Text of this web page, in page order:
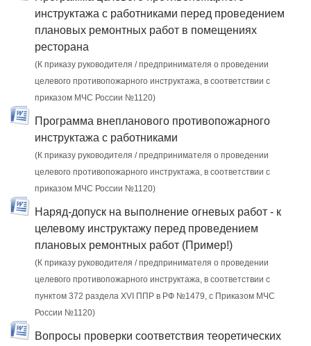
инструктажа с работниками перед проведением
плановых ремонтных работ в помещениях
ресторана
(К приказу руководителя / предпринимателя о проведении
целевого противопожарного инструктажа, в соответствии с
приказом МЧС России №1120)
Программа внепланового противопожарного
инструктажа с работниками
(К приказу руководителя / предпринимателя о проведении
целевого противопожарного инструктажа, в соответствии с
приказом МЧС России №1120)
Наряд-допуск на выполнение огневых работ - к
целевому инструктажу перед проведением
плановых ремонтных работ (Пример!)
(К приказу руководителя / предпринимателя о проведении
целевого противопожарного инструктажа, в соответствии с
пунктом 372 раздела XVI ППР в РФ №1479, c Приказом МЧС
России №1120)
Вопросы проверки соответствия теоретических